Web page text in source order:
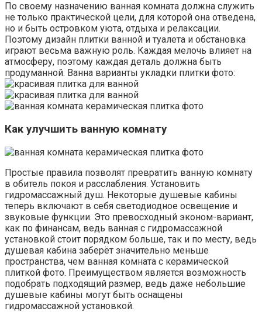
По своему назначению ванная комната должна служить
не только практической цели, для которой она отведена,
но и быть островком уюта, отдыха и релаксации.
Поэтому дизайн плитки ванной и туалета и обстановка
играют весьма важную роль. Каждая мелочь влияет на
атмосферу, поэтому каждая деталь должна быть
продуманной. Ванна варианты укладки плитки фото:
Как улучшить ванную комнату
Простые правила позволят превратить ванную комнату
в обитель покоя и расслабления. Установить
гидромассажный душ. Некоторые душевые кабины
теперь включают в себя светодиодное освещение и
звуковые функции. Это превосходный эконом-вариант,
как по финансам, ведь ванная с гидромассажной
установкой стоит порядком больше, так и по месту, ведь
душевая кабина заберёт значительно меньше
пространства, чем ванная комната с керамической
плиткой фото. Преимуществом является возможность
подобрать подходящий размер, ведь даже небольшие
душевые кабины могут быть оснащены
гидромассажной установкой.